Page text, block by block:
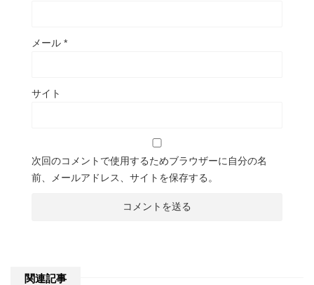
メール *
サイト
次回のコメントで使用するためブラウザーに自分の名
前、メールアドレス、サイトを保存する。
関連記事